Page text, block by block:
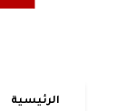
الرئيسية